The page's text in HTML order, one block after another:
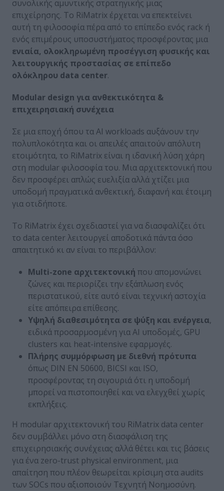
συνολικής αμυντικής στρατηγικής μιας
επιχείρησης. Το RiMatrix έρχεται να επεκτείνει
αυτή τη φιλοσοφία πέρα από το επίπεδο ενός rack ή
ενός επιμέρους υποσυστήματος προσφέροντας μια
ενιαία, ολοκληρωμένη προσέγγιση φυσικής και
λειτουργικής προστασίας σε επίπεδο
ολόκληρου data center.
Modular design για ανθεκτικότητα &
επιχειρησιακή συνέχεια
Σε μια εποχή όπου τα AI workloads αυξάνουν την
πολυπλοκότητα και οι απειλές απαιτούν απόλυτη
ετοιμότητα, το RiMatrix είναι η ιδανική λύση χάρη
στη modular φιλοσοφία του. Μια αρχιτεκτονική που
δεν προσφέρει απλώς ευελιξία αλλά χτίζει μια
υποδομή πραγματικά ανθεκτική, διαφανή και έτοιμη
για οτιδήποτε.
Το RiMatrix έχει σχεδιαστεί για να διασφαλίζει ότι
το data center λειτουργεί αποδοτικά πάντα όσο
απαιτητικό κι αν είναι το περιβάλλον:
Multi-zone αρχιτεκτονική που απομονώνει
ζώνες και περιορίζει την εξάπλωση ενός
περιστατικού, είτε αυτό είναι τεχνική αστοχία
είτε απόπειρα επίθεσης.
Υψηλή διαθεσιμότητα σε ψύξη και ενέργεια,
ειδικά προσαρμοσμένη για AI υποδομές, GPU
clusters και heat-intensive εφαρμογές.
Πλήρης συμμόρφωση με διεθνή πρότυπα
όπως DIN EN 50600, BICSI και ISO,
προσφέροντας τη σιγουριά ότι η υποδομή
μπορεί να πιστοποιηθεί και να ελεγχθεί χωρίς
εκπλήξεις.
Η modular αρχιτεκτονική του RiMatrix data center
δεν συμβάλλει μόνο στη διασφάλιση της
επιχειρησιακής συνέχειας αλλά θέτει και τις βάσεις
για ένα zero-trust physical environment, μια
απαίτηση που πλέον θεωρείται κρίσιμη στα audits
των SOCs που αξιοποιούν Τεχνητή Νοημοσύνη.